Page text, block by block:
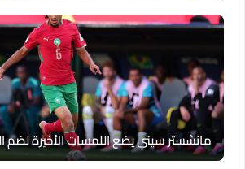
مانشستر سيتي يضع اللمسات الأخيرة لضم